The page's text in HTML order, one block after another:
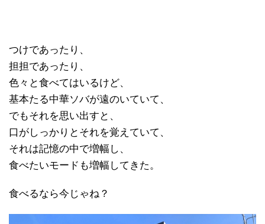
つけであったり、
担担であったり、
色々と食べてはいるけど、
基本たる中華ソバが遠のいていて、
でもそれを思い出すと、
口がしっかりとそれを覚えていて、
それは記憶の中で増幅し、
食べたいモードも増幅してきた。
食べるなら今じゃね？